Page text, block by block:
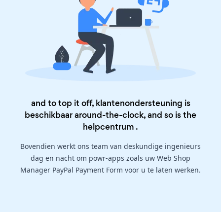
and to top it off, klantenondersteuning is
beschikbaar around-the-clock, and so is the
helpcentrum .
Bovendien werkt ons team van deskundige ingenieurs
dag en nacht om powr-apps zoals uw Web Shop
Manager PayPal Payment Form voor u te laten werken.